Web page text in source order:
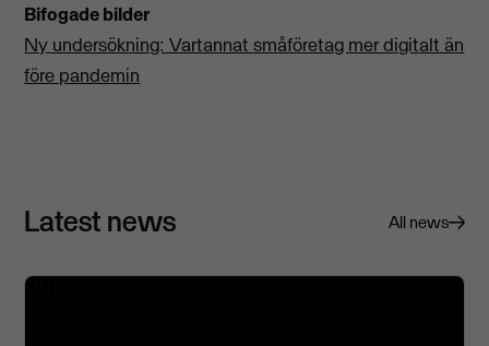
Bifogade bilder
Ny undersökning: Vartannat småföretag mer digitalt än
före pandemin
Latest news All news